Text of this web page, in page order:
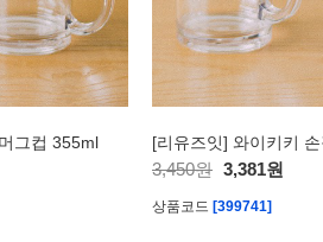
그컵 355ml [리유즈잇] 와이키키
3,450원 3,381원
상품코드 [399741]